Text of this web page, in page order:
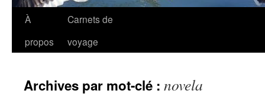
À
propos
Carnets de
voyage
Archives par mot-clé : novela